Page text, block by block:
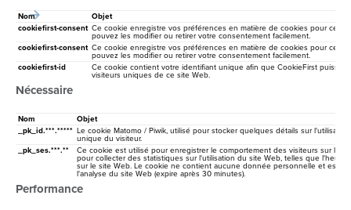
Nécessaire
Nom
Objet
cookiefirst-consent Ce cookie enregistre vos préférences en matière de cookies pour ce
pouvez les modifier ou retirer votre consentement facilement.
cookiefirst-consent Ce cookie enregistre vos préférences en matière de cookies pour ce
pouvez les modifier ou retirer votre consentement facilement.
cookiefirst-id
Ce cookie contient votre identifiant unique afin que CookieFirst puisse
visiteurs uniques de ce site Web.
Performance
Nom
Objet
_pk_id.***.***** Le cookie Matomo / Piwik, utilisé pour stocker quelques détails sur
unique du visiteur.
_pk_ses.***.**
Ce cookie est utilisé pour enregistrer le comportement des visiteurs sur le
pour collecter des statistiques sur l'utilisation du site Web, telles que l'heure
sur le site Web. Le cookie ne contient aucune donnée personnelle et est
l'analyse du site Web (expire après 30 minutes).